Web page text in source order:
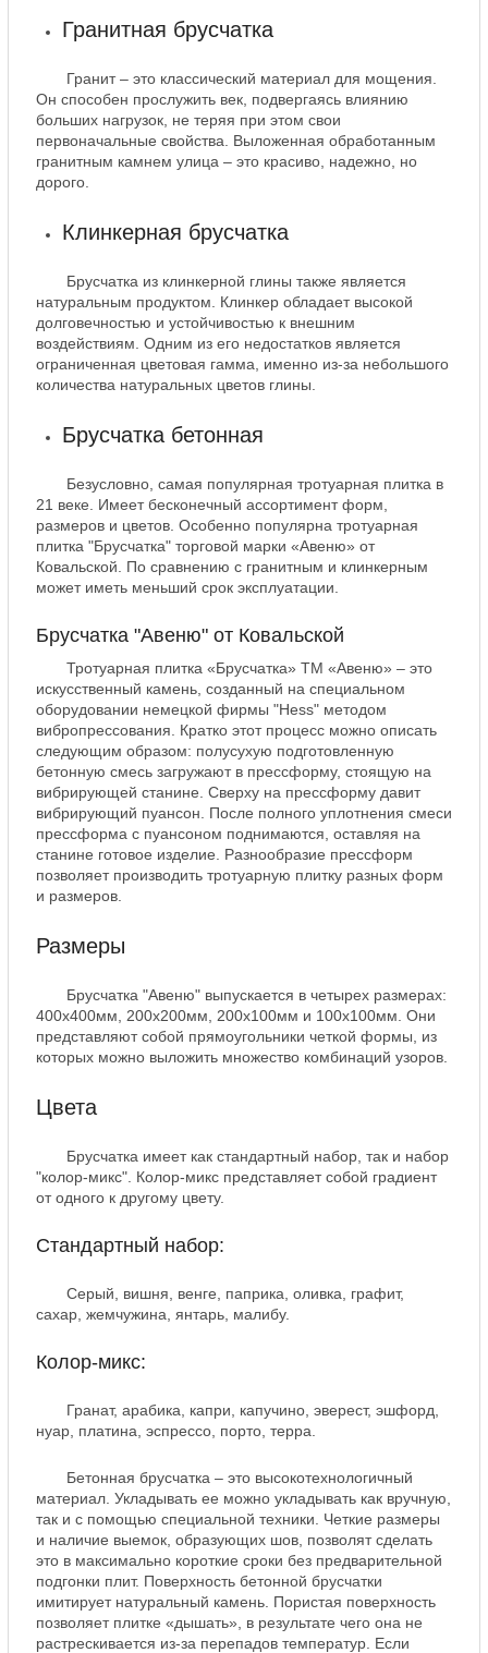
Гранитная брусчатка
Гранит – это классический материал для мощения.
Он способен прослужить век, подвергаясь влиянию
больших нагрузок, не теряя при этом свои
первоначальные свойства. Выложенная обработанным
гранитным камнем улица – это красиво, надежно, но
дорого.
Клинкерная брусчатка
Брусчатка из клинкерной глины также является
натуральным продуктом. Клинкер обладает высокой
долговечностью и устойчивостью к внешним
воздействиям. Одним из его недостатков является
ограниченная цветовая гамма, именно из-за небольшого
количества натуральных цветов глины.
Брусчатка бетонная
Безусловно, самая популярная тротуарная плитка в
21 веке. Имеет бесконечный ассортимент форм,
размеров и цветов. Особенно популярна тротуарная
плитка "Брусчатка" торговой марки «Авеню» от
Ковальской. По сравнению с гранитным и клинкерным
может иметь меньший срок эксплуатации.
Брусчатка "Авеню" от Ковальской
Тротуарная плитка «Брусчатка» ТМ «Авеню» – это
искусственный камень, созданный на специальном
оборудовании немецкой фирмы "Hess" методом
вибропрессования. Кратко этот процесс можно описать
следующим образом: полусухую подготовленную
бетонную смесь загружают в прессформу, стоящую на
вибрирующей станине. Сверху на прессформу давит
вибрирующий пуансон. После полного уплотнения смеси
прессформа с пуансоном поднимаются, оставляя на
станине готовое изделие. Разнообразие прессформ
позволяет производить тротуарную плитку разных форм
и размеров.
Размеры
Брусчатка "Авеню" выпускается в четырех размерах:
400х400мм, 200х200мм, 200х100мм и 100х100мм. Они
представляют собой прямоугольники четкой формы, из
которых можно выложить множество комбинаций узоров.
Цвета
Брусчатка имеет как стандартный набор, так и набор
"колор-микс". Колор-микс представляет собой градиент
от одного к другому цвету.
Стандартный набор:
Серый, вишня, венге, паприка, оливка, графит,
сахар, жемчужина, янтарь, малибу.
Колор-микс:
Гранат, арабика, капри, капучино, эверест, эшфорд,
нуар, платина, эспрессо, порто, терра.
Бетонная брусчатка – это высокотехнологичный
материал. Укладывать ее можно укладывать как вручную,
так и с помощью специальной техники. Четкие размеры
и наличие выемок, образующих шов, позволят сделать
это в максимально короткие сроки без предварительной
подгонки плит. Поверхность бетонной брусчатки
имитирует натуральный камень. Пористая поверхность
позволяет плитке «дышать», в результате чего она не
растрескивается из-за перепадов температур. Если